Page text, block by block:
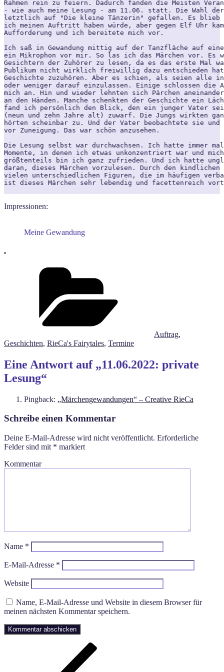
Rahmen rein zu feiern. Dadurch fanden die Meisten
- wie auch meine Lesung - am 11.06. statt. Die Wahl
letztlich auf "Die kleine Tänzerin" gefallen. Es blieb
ich meinen Auftritt haben würde, aber gegen Elf Uhr
Aufforderung und ich bereitete mich vor.
Ich saß in Gewandung mittig auf der Tanzfläche auf
ein Mikrophon vor mir. So las ich das Märchen vor. Es
Gesichtern der Zuhörer zu lesen, da es das erste Mal
Publikum nicht wirklich freiwillig dazu entschieden
Geschichte zuzuhören. Aber es schien, als seien alle
oder weniger darauf einzulassen. Einige schlossen die
mich an. Hin und wieder lehnten sich Pärchen
an den Händen. Manche schenkten der Geschichte ein
fand ich persönlich den Blick, den ein junger Vater
(neun und zehn Jahre alt) zuwarf. Die Jungs wirkten
hörten scheinbar zu. Und der Vater beobachtete sie
vor Zuneigung. Das war schön anzusehen.
Die Lesung selbst war durchwachsen. Ich hatte immer
Momente, in denen ich etwas unkonzentriert war und
größtenteils bin ich ganz zufrieden. Und ich hatte
daran, dieses Märchen vorzulesen. Durch den
vielen unterschiedlichen Figuren, die im häufigen
ist dieses Märchen sehr lebendig und facettenreich
Impressionen:
Meine Gewandung
Auftrag,
Geschichten, RieCa's Fairytales, Termine
Eine Antwort auf „11.06.2022: private
Lesung“
Pingback: „Märchengewandungen“ – Creative RieCa
Schreibe einen Kommentar
Deine E-Mail-Adresse wird nicht veröffentlicht. Erforderliche
Felder sind mit * markiert
Kommentar
Name *
E-Mail-Adresse *
Website
Name, E-Mail-Adresse und Website in diesem Browser für
meinen nächsten Kommentar speichern.
Beitragsnavigation